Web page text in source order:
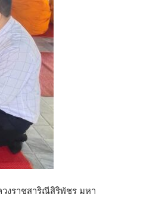
วงราชสาริณีสิริพัชร มหา